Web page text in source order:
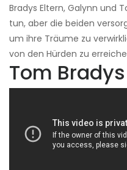
Bradys Eltern, Galynn und
tun, aber die beiden
um ihre Träume zu
von den Hürden zu
Tom